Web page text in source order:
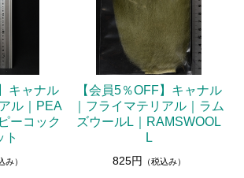
キャナル
ル｜PEA
ーコック
ト
み）
【会員5％OFF】キャナル
｜フライマテリアル｜ラム
ズウールL｜RAMSWOOL
L
825円 （税込み）